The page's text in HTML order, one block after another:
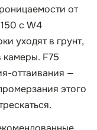
от
с W4
уходят в грунт,
камеры. F75
оттаивания —
этого